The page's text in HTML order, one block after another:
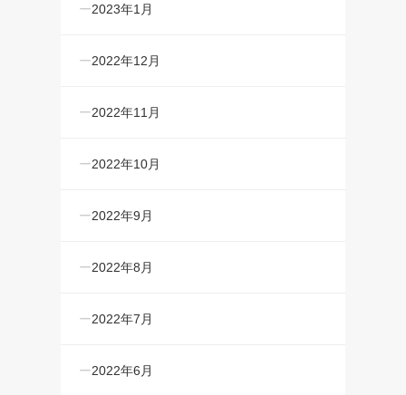
2023年1月
2022年12月
2022年11月
2022年10月
2022年9月
2022年8月
2022年7月
2022年6月